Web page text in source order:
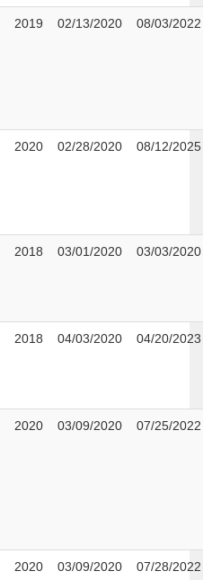
2019 02/13/2020 08/03/2022
2020 02/28/2020 08/12/2025
2018 03/01/2020 03/03/2020
2018 04/03/2020 04/20/2023
2020 03/09/2020 07/25/2022
2020 03/09/2020 07/28/2022